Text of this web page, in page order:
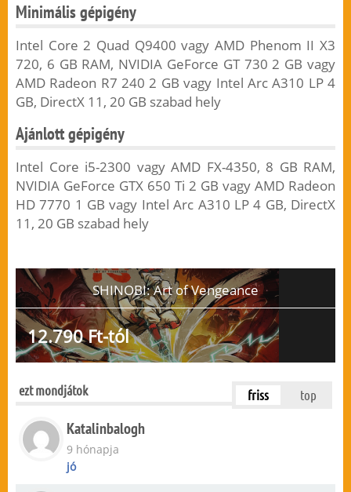
Minimális gépigény
Intel Core 2 Quad Q9400 vagy AMD Phenom II X3
720, 6 GB RAM, NVIDIA GeForce GT 730 2 GB vagy
AMD Radeon R7 240 2 GB vagy Intel Arc A310 LP 4
GB, DirectX 11, 20 GB szabad hely
Ajánlott gépigény
Intel Core i5-2300 vagy AMD FX-4350, 8 GB RAM,
NVIDIA GeForce GTX 650 Ti 2 GB vagy AMD Radeon
HD 7770 1 GB vagy Intel Arc A310 LP 4 GB, DirectX
11, 20 GB szabad hely
SHINOBI: Art of Vengeance
12.790 Ft-tól
ezt mondjátok friss top
Katalinbalogh
9 hónapja
jó